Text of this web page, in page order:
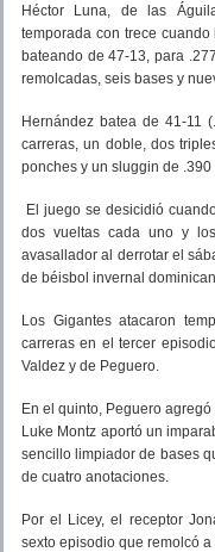
Héctor Luna, de las
temporada con trece
bateando de 47-13, para
remolcadas, seis bases y
Hernández batea de 41-11
carreras, un doble, dos
ponches y un sluggin de .390
El juego se desicidió
dos vueltas cada uno y
avasallador al derrotar el
de béisbol invernal
Los Gigantes atacaron
carreras en el tercer
Valdez y de Peguero.
En el quinto, Peguero
Luke Montz aportó un
sencillo limpiador de bases
de cuatro anotaciones.
Por el Licey, el receptor
sexto episodio que remolcó a